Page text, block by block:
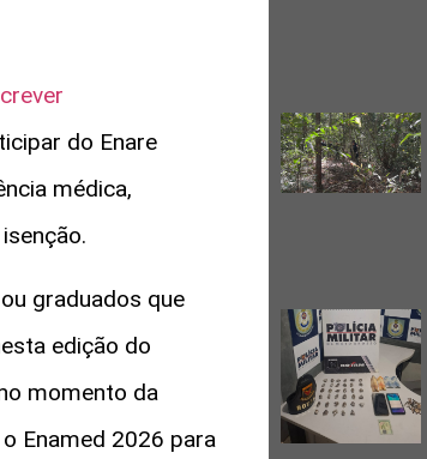
do Enare
médica,
graduados que
edição do
momento da
Enamed 2026 para